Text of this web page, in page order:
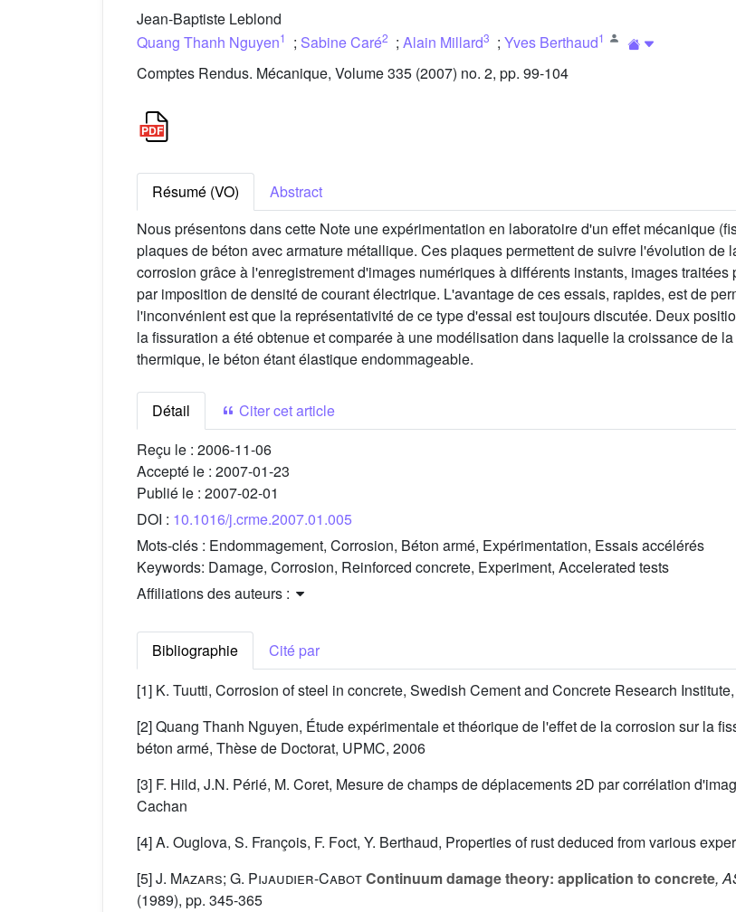
Jean-Baptiste Leblond
Quang Thanh Nguyen1 ; Sabine Caré2 ; Alain Millard3 ; Yves Berthaud1
Comptes Rendus. Mécanique, Volume 335 (2007) no. 2, pp. 99-104
Résumé (VO)
Abstract
Nous présentons dans cette Note une expérimentation en laboratoire d'un effet mécanique
plaques de béton avec armature métallique. Ces plaques permettent de suivre l'évolution de
corrosion grâce à l'enregistrement d'images numériques à différents instants, images
par imposition de densité de courant électrique. L'avantage de ces essais, rapides, est de
l'inconvénient est que la représentativité de ce type d'essai est toujours discutée. Deux
la fissuration a été obtenue et comparée à une modélisation dans laquelle la croissance de
thermique, le béton étant élastique endommageable.
Détail
Citer cet article
Reçu le : 2006-11-06
Accepté le : 2007-01-23
Publié le : 2007-02-01
DOI : 10.1016/j.crme.2007.01.005
Mots-clés : Endommagement, Corrosion, Béton armé, Expérimentation, Essais accélérés
Keywords: Damage, Corrosion, Reinforced concrete, Experiment, Accelerated tests
Affiliations des auteurs :
Bibliographie
Cité par
[1] K. Tuutti, Corrosion of steel in concrete, Swedish Cement and Concrete Research
[2] Quang Thanh Nguyen, Étude expérimentale et théorique de l'effet de la corrosion sur la
béton armé, Thèse de Doctorat, UPMC, 2006
[3] F. Hild, J.N. Périé, M. Coret, Mesure de champs de déplacements 2D par corrélation
Cachan
[4] A. Ouglova, S. François, F. Foct, Y. Berthaud, Properties of rust deduced from various
[5]J. Mazars; G. Pijaudier-CabotContinuum damage theory: application to concrete,
(1989), pp. 345-365